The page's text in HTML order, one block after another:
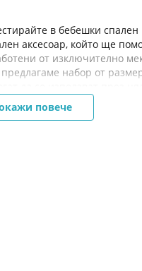
в бебешки
аксесоар, който ще
от изключително
предлагаме набор от
повече